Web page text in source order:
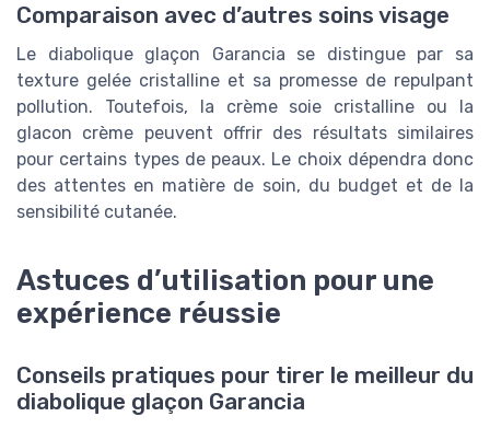
Comparaison avec d’autres soins visage
Le diabolique glaçon Garancia se distingue par sa
texture gelée cristalline et sa promesse de repulpant
pollution. Toutefois, la crème soie cristalline ou la
glacon crème peuvent offrir des résultats similaires
pour certains types de peaux. Le choix dépendra donc
des attentes en matière de soin, du budget et de la
sensibilité cutanée.
Astuces d’utilisation pour une
expérience réussie
Conseils pratiques pour tirer le meilleur du
diabolique glaçon Garancia